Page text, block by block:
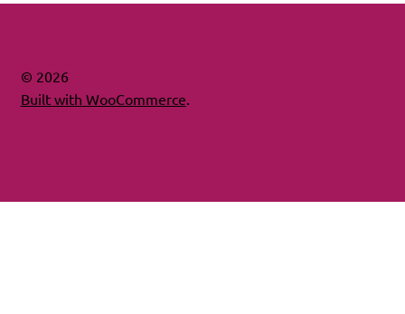
© 2026
Built with WooCommerce